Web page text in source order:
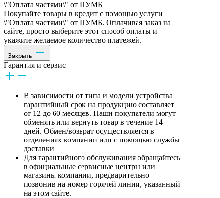
\"Оплата частями\" от ПУМБ
Покупайте товары в кредит с помощью услуги
\"Оплата частями\" от ПУМБ. Оплачивая заказ на
сайте, просто выберите этот способ оплаты и
укажите желаемое количество платежей.
Закрыть
Гарантия и сервис
В зависимости от типа и модели устройства
гарантийный срок на продукцию составляет
от 12 до 60 месяцев. Наши покупатели могут
обменять или вернуть товар в течение 14
дней. Обмен/возврат осуществляется в
отделениях компании или с помощью службы
доставки.
Для гарантийного обслуживания обращайтесь
в официальные сервисные центры или
магазины компании, предварительно
позвонив на номер горячей линии, указанный
на этом сайте.